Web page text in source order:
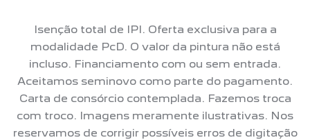
Isenção total de IPI. Oferta exclusiva para a
modalidade PcD. O valor da pintura não está
incluso. Financiamento com ou sem entrada.
Aceitamos seminovo como parte do pagamento.
Carta de consórcio contemplada. Fazemos troca
com troco. Imagens meramente ilustrativas. Nos
reservamos de corrigir possíveis erros de digitação